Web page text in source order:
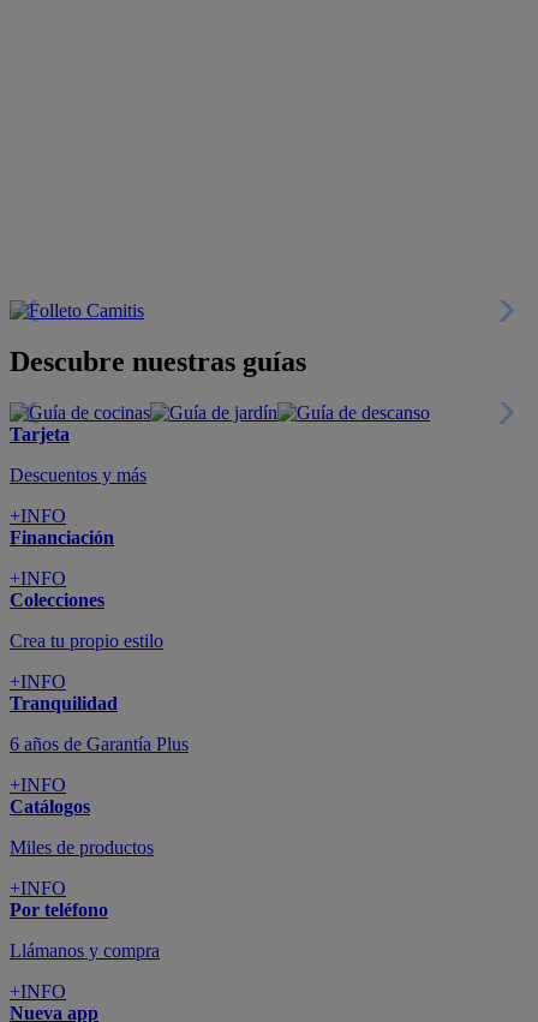
Descubre nuestras guías
Tarjeta
Descuentos y más
+INFO
Financiación
+INFO
Colecciones
Crea tu propio estilo
+INFO
Tranquilidad
6 años de Garantía Plus
+INFO
Catálogos
Miles de productos
+INFO
Por teléfono
Llámanos y compra
+INFO
Nueva app